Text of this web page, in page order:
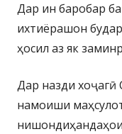
Дар ин баробар
ихтиёрашон
ҳосил аз як
Дар назди
намоиши